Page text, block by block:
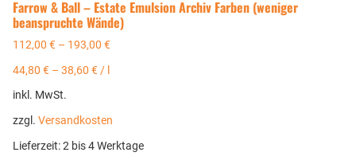
Farrow & Ball – Estate Emulsion Archiv Farben (weniger
beanspruchte Wände)
112,00 € – 193,00 €
44,80 € – 38,60 € / l
inkl. MwSt.
zzgl. Versandkosten
Lieferzeit:2 bis 4 Werktage